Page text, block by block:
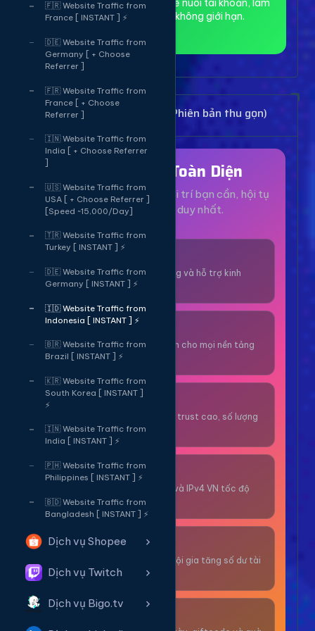
🇫🇷 Website Traffic from
France [ INSTANT ] ⚡
🇩🇪 Website Traffic from
Germany [ + Choose
Referrer ]
🇫🇷 Website Traffic from
France [ + Choose
Referrer ]
🇮🇳 Website Traffic from
India [ + Choose Referrer
🇺🇸 Website Traffic from
USA [ + Choose Referrer ]
[Speed ~15,000/Day]
🇹🇷 Website Traffic from
Turkey [ INSTANT ] ⚡
🇩🇪 Website Traffic from
Germany [ INSTANT ] ⚡
🇮🇩 Website Traffic from
Indonesia [ INSTANT ] ⚡
🇧🇷 Website Traffic from
Brazil [ INSTANT ] ⚡
🇰🇷 Website Traffic from
South Korea [ INSTANT ]
⚡
🇮🇳 Website Traffic from
India [ INSTANT ] ⚡
🇵🇭 Website Traffic from
Philippines [ INSTANT ] ⚡
🇧🇩 Website Traffic from
Bangladesh [ INSTANT ] ⚡
Dịch vụ Shopee
Dịch vụ Twitch
Dịch vụ Bigo.tv
toàn và ẩn danh, phù hợp để nuôi tài khoản, làm
MMO và truy cập web không giới hạn.
Bảng Dịch Vụ Mạng Xã Hội (Phiên bản thu gọn)
Hệ Sinh Thái Toàn Diện
Mọi dịch vụ, tiện ích và giải trí bạn cần, hội tụ
tại một nền tảng duy nhất.
1000+ Dịch Vụ
Công cụ tăng trưởng và hỗ trợ kinh
doanh online.
Thuê OTP SĐT
Nhận code xác minh cho mọi nền tảng
tức thì.
OTP/Mua Gmail
Tài khoản gmail cổ, trust cao, số lượng
lớn.
Thuê Proxy
Proxy dân cư xoay và IPv4 VN tốc độ
cao.
Giải Trí
Thư giãn và có cơ hội gia tăng số dư tài
khoản.